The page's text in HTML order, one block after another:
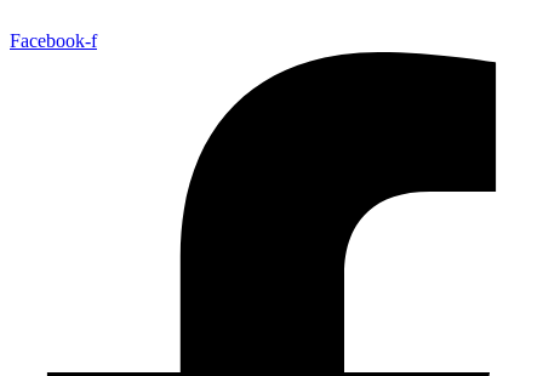
Facebook-f